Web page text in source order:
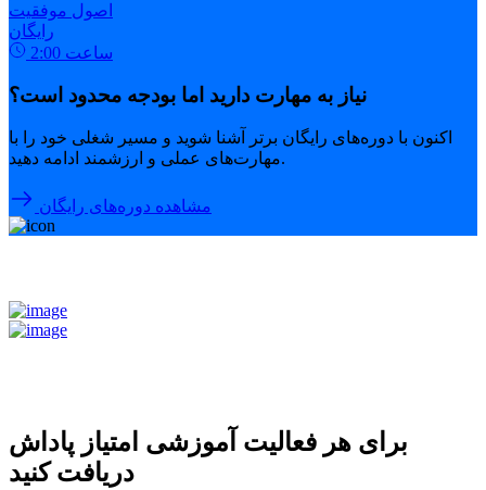
اصول موفقیت
رایگان
2:00 ساعت
نیاز به مهارت دارید اما بودجه محدود است؟
اکنون با دوره‌های رایگان برتر آشنا شوید و مسیر شغلی خود را با
مهارت‌های عملی و ارزشمند ادامه دهید.
مشاهده دوره‌های رایگان
برای هر فعالیت آموزشی امتیاز پاداش
دریافت کنید